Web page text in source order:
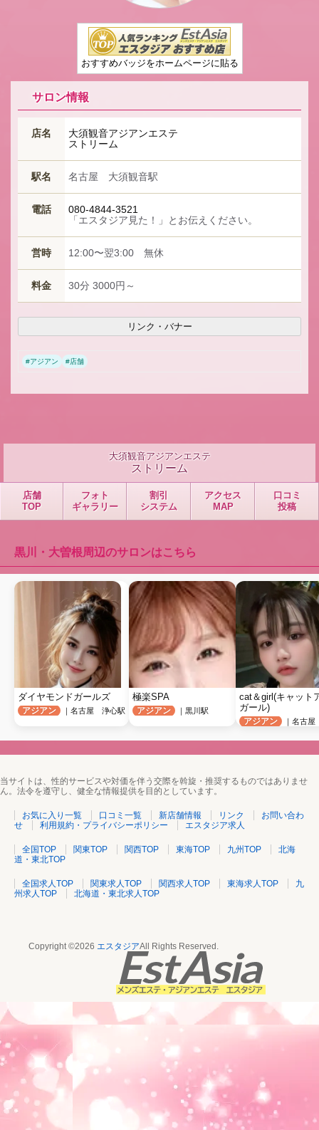
おすすめバッジをホームページに貼る
サロン情報
店名
大須観音アジアンエステ
ストリーム
駅名 名古屋 大須観音駅
電話
080-4844-3521
「エスタジア見た！」とお伝えください。
営時 12:00〜翌3:00 無休
料金 30分 3000円～
リンク・バナー
#アジアン #店舗
大須観音アジアンエステ
ストリーム
店舗
TOP
フォト
ギャラリー
割引
システム
アクセス
MAP
口コミ
投稿
黒川・大曽根周辺のサロンはこちら
ダイヤモンドガールズ
アジアン ｜名古屋 浄心駅
極楽SPA
アジアン ｜黒川駅
cat＆girl(キャット
ガール)
アジアン ｜名古
当サイトは、性的サービスや対価を伴う交際を斡旋・推奨するものではありませ
ん。法令を遵守し、健全な情報提供を目的としています。
お気に入り一覧 口コミ一覧 新店舗情報 リンク
お問い合わ
せ
利用規約・プライバシーポリシー エスタジア求人
全国TOP 関東TOP 関西TOP 東海TOP 九州TOP
北海
道・東北TOP
全国求人TOP 関東求人TOP 関西求人TOP 東海求人TOP
九
州求人TOP
北海道・東北求人TOP
Copyright ©2026 エスタジアAll Rights Reserved.